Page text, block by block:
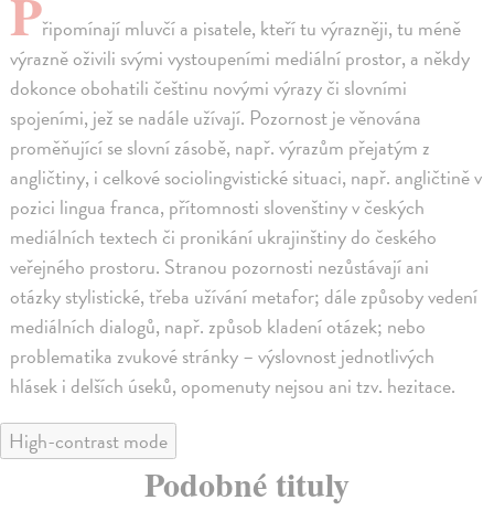
řipomínají mluvčí a pisatele, kteří tu výrazněji, tu méně
výrazně oživili svými vystoupeními mediální prostor, a někdy
dokonce obohatili češtinu novými výrazy či slovními
spojeními, jež se nadále užívají. Pozornost je věnována
proměňující se slovní zásobě, např. výrazům přejatým z
angličtiny, i celkové sociolingvistické situaci, např. angličtině v
pozici lingua franca, přítomnosti slovenštiny v českých
mediálních textech či pronikání ukrajinštiny do českého
veřejného prostoru. Stranou pozornosti nezůstávají ani
otázky stylistické, třeba užívání metafor; dále způsoby vedení
mediálních dialogů, např. způsob kladení otázek; nebo
problematika zvukové stránky – výslovnost jednotlivých
hlásek i delších úseků, opomenuty nejsou ani tzv. hezitace.
High-contrast mode
Podobné tituly